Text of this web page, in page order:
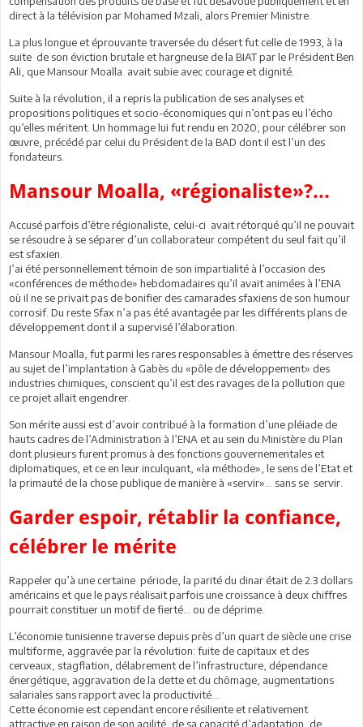
direct à la télévision par Mohamed Mzali, alors Premier Ministre.
La plus longue et éprouvante traversée du désert fut celle de 1993, à la
suite de son éviction brutale et hargneuse de la BIAT par le Président Ben
Ali, que Mansour Moalla avait subie avec courage et dignité.
Suite à la révolution, il a repris la publication de ses analyses et
propositions politiques et socio-économiques qui n’ont pas eu l’écho
qu’elles méritent. Un hommage lui fut rendu en 2020, pour célébrer son
œuvre, précédé par celui du Président de la BAD dont il est l’un des
fondateurs.
Mansour Moalla, «régionaliste»?...
Accusé parfois d’être régionaliste, celui-ci avait rétorqué qu’il ne pouvait
se résoudre à se séparer d’un collaborateur compétent du seul fait qu’il
est sfaxien.
J’ai été personnellement témoin de son impartialité à l’occasion des
«conférences de méthode» hebdomadaires qu’il avait animées à l’ENA
où il ne se privait pas de bonifier des camarades sfaxiens de son humour
corrosif. Du reste Sfax n’a pas été avantagée par les différents plans de
développement dont il a supervisé l’élaboration.
Mansour Moalla, fut parmi les rares responsables à émettre des réserves
au sujet de l’implantation à Gabès du «pôle de développement» des
industries chimiques, conscient qu’il est des ravages de la pollution que
ce projet allait engendrer.
Son mérite aussi est d’avoir contribué à la formation d’une pléiade de
hauts cadres de l’Administration à l’ENA et au sein du Ministère du Plan
dont plusieurs furent promus à des fonctions gouvernementales et
diplomatiques, et ce en leur inculquant, «la méthode», le sens de l’Etat et
la primauté de la chose publique de manière à «servir»… sans se servir.
Garder espoir, rétablir la confiance,
célébrer le mérite
Rappeler qu’à une certaine période, la parité du dinar était de 2.3 dollars
américains et que le pays réalisait parfois une croissance à deux chiffres
pourrait constituer un motif de fierté… ou de déprime.
L’économie tunisienne traverse depuis près d’un quart de siècle une crise
multiforme, aggravée par la révolution: fuite de capitaux et des
cerveaux, stagflation, délabrement de l’infrastructure, dépendance
énergétique, aggravation de la dette et du chômage, augmentations
salariales sans rapport avec la productivité....
Cette économie est cependant encore résiliente et relativement
attractive en raison de son agilité, de sa capacité d’adaptation, de